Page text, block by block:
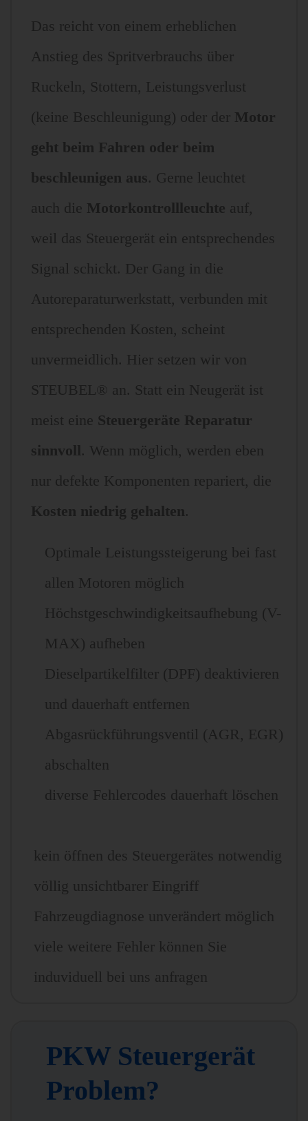
Das reicht von einem erheblichen
Anstieg des Spritverbrauchs über
Ruckeln, Stottern, Leistungsverlust
(keine Beschleunigung) oder der Motor
geht beim Fahren oder beim
beschleunigen aus. Gerne leuchtet
auch die Motorkontrollleuchte auf,
weil das Steuergerät ein entsprechendes
Signal schickt. Der Gang in die
Autoreparaturwerkstatt, verbunden mit
entsprechenden Kosten, scheint
unvermeidlich. Hier setzen wir von
STEUBEL® an. Statt ein Neugerät ist
meist eine Steuergeräte Reparatur
sinnvoll. Wenn möglich, werden eben
nur defekte Komponenten repariert, die
Kosten niedrig gehalten.
Optimale Leistungssteigerung bei fast
allen Motoren möglich
Höchstgeschwindigkeitsaufhebung (V-
MAX) aufheben
Dieselpartikelfilter (DPF) deaktivieren
und dauerhaft entfernen
Abgasrückführungsventil (AGR, EGR)
abschalten
diverse Fehlercodes dauerhaft löschen
kein öffnen des Steuergerätes notwendig
völlig unsichtbarer Eingriff
Fahrzeugdiagnose unverändert möglich
viele weitere Fehler können Sie
induviduell bei uns anfragen
PKW Steuergerät
Problem?